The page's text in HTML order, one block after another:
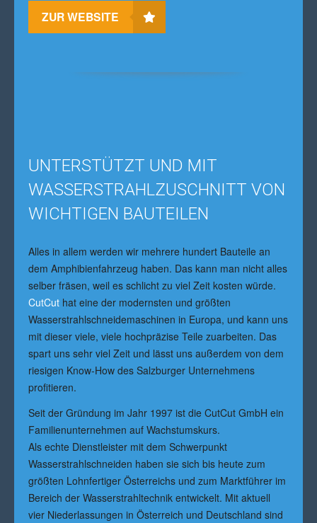
ZUR WEBSITE
UNTERSTÜTZT UND MIT
WASSERSTRAHLZUSCHNITT VON
WICHTIGEN BAUTEILEN
Alles in allem werden wir mehrere hundert Bauteile an
dem Amphibienfahrzeug haben. Das kann man nicht alles
selber fräsen, weil es schlicht zu viel Zeit kosten würde.
CutCut hat eine der modernsten und größten
Wasserstrahlschneidemaschinen in Europa, und kann uns
mit dieser viele, viele hochpräzise Teile zuarbeiten. Das
spart uns sehr viel Zeit und lässt uns außerdem von dem
riesigen Know-How des Salzburger Unternehmens
profitieren.
Seit der Gründung im Jahr 1997 ist die CutCut GmbH ein
Familienunternehmen auf Wachstumskurs.
Als echte Dienstleister mit dem Schwerpunkt
Wasserstrahlschneiden haben sie sich bis heute zum
größten Lohnfertiger Österreichs und zum Marktführer im
Bereich der Wasserstrahltechnik entwickelt. Mit aktuell
vier Niederlassungen in Österreich und Deutschland sind